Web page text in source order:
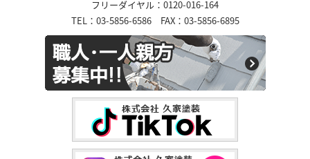
フリーダイヤル：0120-016-164
TEL：03-5856-6586 FAX：03-5856-6895